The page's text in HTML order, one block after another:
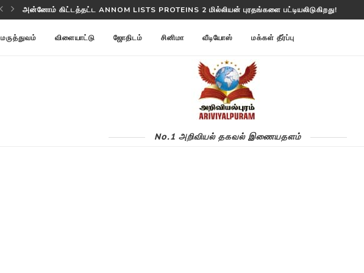
அன்னோம் கிட்டத்தட்ட ANNOM LISTS PROTEINS 2 மில்லியன் புரதங்களை பட்டியலிடுகிறது!
மருத்துவம் விளையாட்டு ஜோதிடம் சினிமா வீடியோஸ் மக்கள் தீர்ப்பு
No.1 அறிவியல் தகவல் இணையதளம்